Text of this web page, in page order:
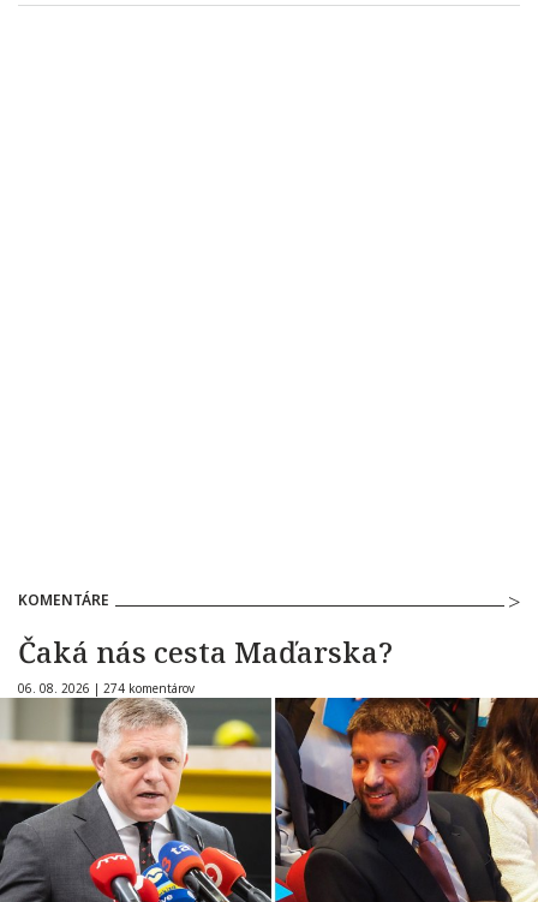
KOMENTÁRE
Čaká nás cesta Maďarska?
06. 08. 2026 | 274 komentárov